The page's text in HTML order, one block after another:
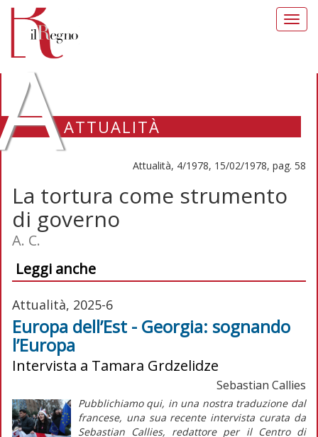
ATTUALITÀ
Attualità, 4/1978, 15/02/1978, pag. 58
La tortura come strumento
di governo
A. C.
Leggi anche
Attualità, 2025-6
Europa dell’Est - Georgia: sognando
l’Europa
Intervista a Tamara Grdzelidze
Sebastian Callies
Pubblichiamo qui, in una nostra traduzione dal
francese, una sua recente intervista curata da
Sebastian Callies, redattore per il Centro di